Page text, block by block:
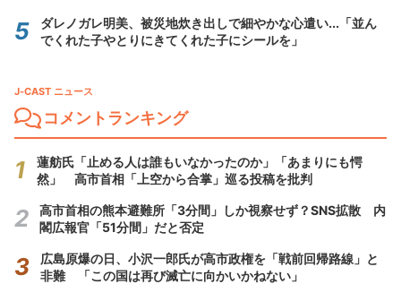
ダレノガレ明美、被災地炊き出しで細やかな心遣い...「並ん
でくれた子やとりにきてくれた子にシールを」
J-CAST ニュース
コメントランキング
蓮舫氏「止める人は誰もいなかったのか」「あまりにも愕
然」 高市首相「上空から合掌」巡る投稿を批判
高市首相の熊本避難所「3分間」しか視察せず？SNS拡散 内
閣広報官「51分間」だと否定
広島原爆の日、小沢一郎氏が高市政権を「戦前回帰路線」と
非難 「この国は再び滅亡に向かいかねない」